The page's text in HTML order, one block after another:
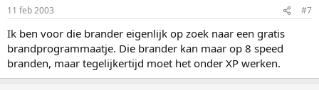
11 feb 2003 #7
Ik ben voor die brander eigenlijk op zoek naar een gratis
brandprogrammaatje. Die brander kan maar op 8 speed
branden, maar tegelijkertijd moet het onder XP werken.